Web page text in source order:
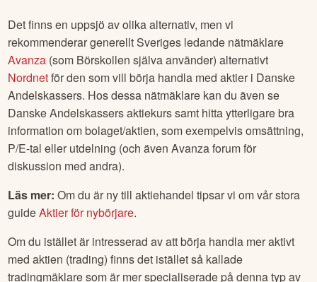
Var kan jag investera iDanske Andelskassers
aktie?
Det finns en uppsjö av olika alternativ, men vi
rekommenderar generellt Sveriges ledande nätmäklare
Avanza (som Börskollen själva använder) alternativt
Nordnetför den som vill börja handla med aktier iDanske
Andelskassers. Hos dessa nätmäklare kan du även se
Danske Andelskassers
P/E-tal eller utdelning (och även Avanza forum för
diskussion med andra).
Läs mer:Om du är ny till aktiehandel tipsar vi om vår stora
guideAktier för nybörjare.